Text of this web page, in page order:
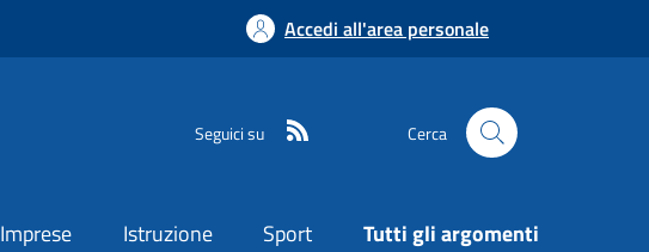
Accedi all'area personale
Seguici su Cerca
Imprese Istruzione Sport Tutti gli argomenti